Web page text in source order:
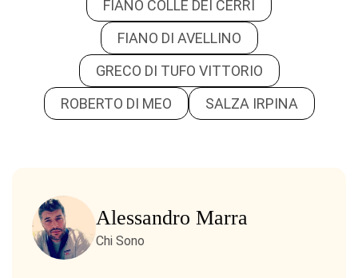
FIANO COLLE DEI CERRI
FIANO DI AVELLINO
GRECO DI TUFO VITTORIO
ROBERTO DI MEO
SALZA IRPINA
Alessandro Marra
Chi Sono